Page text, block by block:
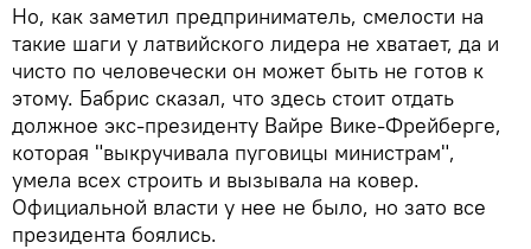
Но, как заметил предприниматель, смелости на
такие шаги у латвийского лидера не хватает, да и
чисто по человечески он может быть не готов к
этому. Бабрис сказал, что здесь стоит отдать
должное экс-президенту Вайре Вике-Фрейберге,
которая "выкручивала пуговицы министрам",
умела всех строить и вызывала на ковер.
Официальной власти у нее не было, но зато все
президента боялись.